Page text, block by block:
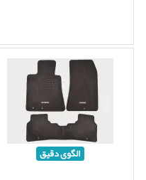
الگوی دقیق